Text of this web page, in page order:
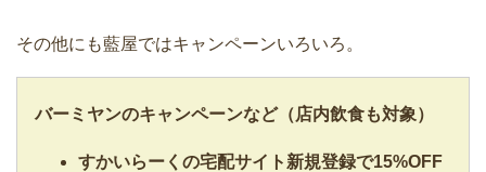
その他にも藍屋ではキャンペーンいろいろ。
バーミヤンのキャンペーンなど（店内飲食も対象）
すかいらーくの宅配サイト新規登録で15%OFF